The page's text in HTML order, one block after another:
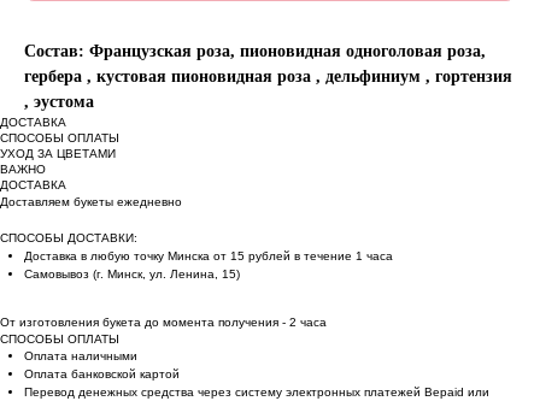
Состав: Французская роза, пионовидная одноголовая роза,
гербера , кустовая пионовидная роза , дельфиниум , гортензия
, эустома
ДОСТАВКА
СПОСОБЫ ОПЛАТЫ
УХОД ЗА ЦВЕТАМИ
ВАЖНО
ДОСТАВКА
Доставляем букеты ежедневно
СПОСОБЫ ДОСТАВКИ:
Доставка в любую точку Минска от 15 рублей в течение 1 часа
Самовывоз (г. Минск, ул. Ленина, 15)
От изготовления букета до момента получения - 2 часа
СПОСОБЫ ОПЛАТЫ
Оплата наличными
Оплата банковской картой
Перевод денежных средства через систему электронных платежей Bepaid или